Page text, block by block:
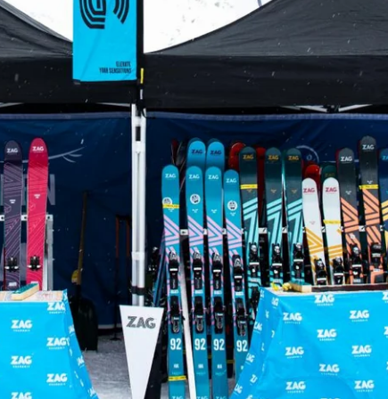
RECHERCHES POPULAIRES
Skis freeride Equipement